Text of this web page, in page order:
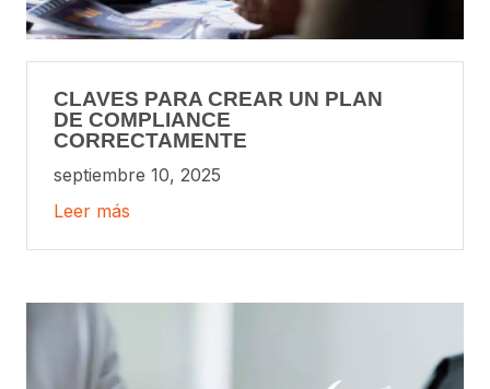
CLAVES PARA CREAR UN PLAN
DE COMPLIANCE
CORRECTAMENTE
septiembre 10, 2025
Leer más